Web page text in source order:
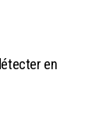
en